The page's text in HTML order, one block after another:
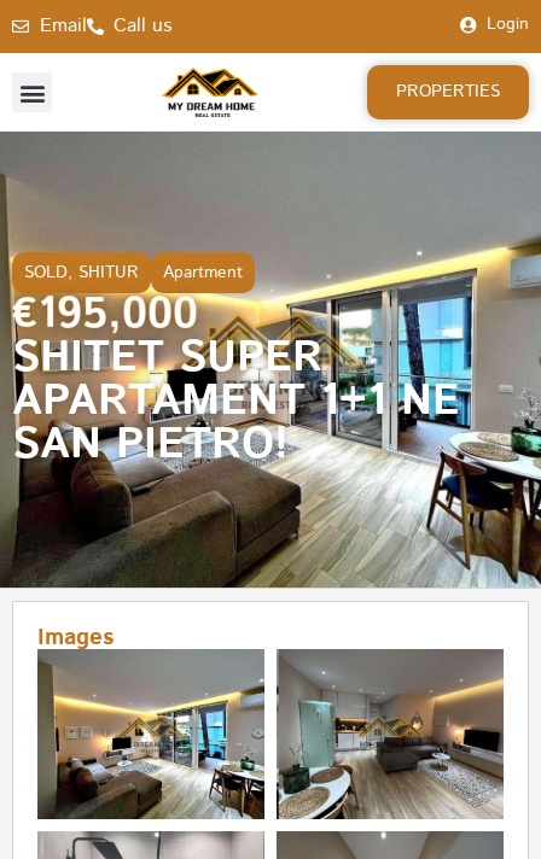
Email Call us Login
PROPERTIES
SOLD, SHITUR Apartment
€195,000
SHITET SUPER
APARTAMENT 1+1 NE
SAN PIETRO!
Images